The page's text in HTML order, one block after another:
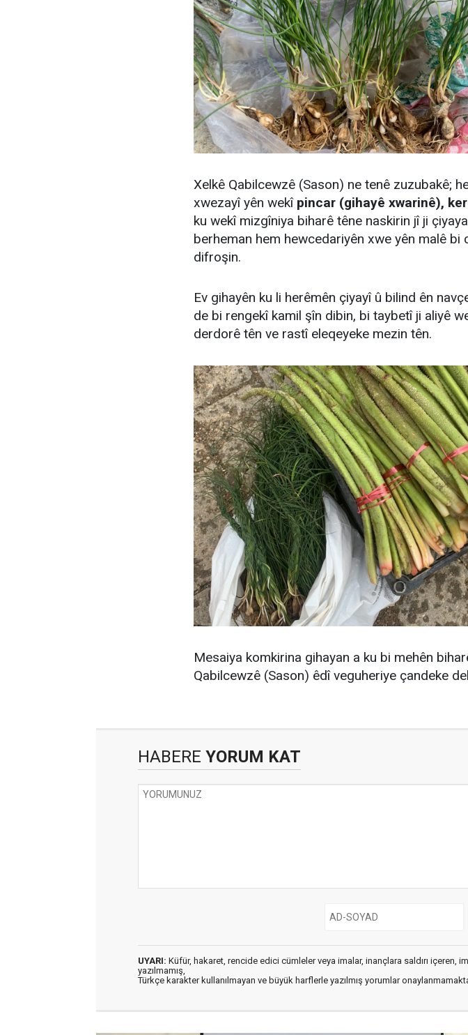
Xelkê Qabilcewzê (Sason) ne tenê zuzubakê;
xwezayî yên wekî pincar (gihayê xwarinê),
ku wekî mizgîniya biharê têne naskirin jî ji
berheman hem hewcedariyên xwe yên malê bi
difroşin.
Ev gihayên ku li herêmên çiyayî û bilind ên
de bi rengekî kamil şîn dibin, bi taybetî ji aliyê
derdorê tên ve rastî eleqeyeke mezin tên.
Mesaiya komkirina gihayan a ku bi mehên
Qabilcewzê (Sason) êdî veguheriye çandeke
HABERE YORUM KAT
UYARI: Küfür, hakaret, rencide edici cümleler veya imalar, inançlara saldırı içeren,
yazılmamış,
Türkçe karakter kullanılmayan ve büyük harflerle yazılmış yorumlar